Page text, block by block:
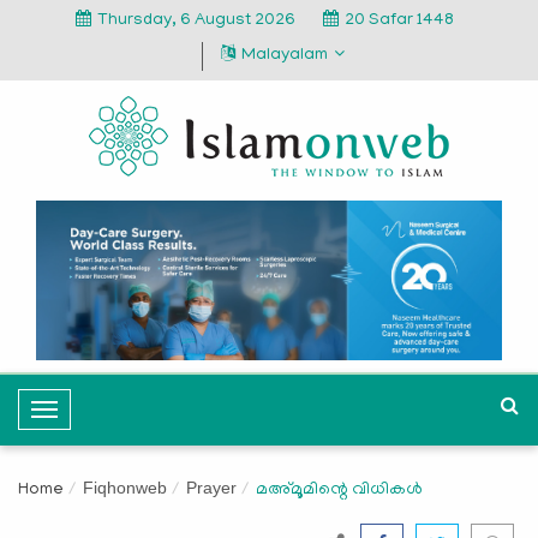
Thursday, 6 August 2026
20 Safar 1448
Malayalam
T
o
g
Home Fiqhonweb Prayer മഅ്മൂമിന്റെ വിധികള്‍